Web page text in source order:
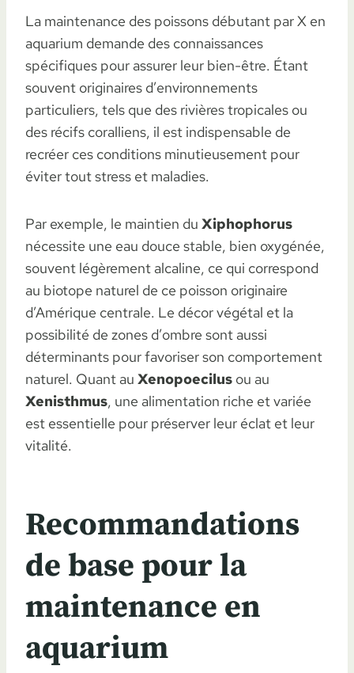
La maintenance des poissons débutant par X en
aquarium demande des connaissances
spécifiques pour assurer leur bien-être. Étant
souvent originaires d’environnements
particuliers, tels que des rivières tropicales ou
des récifs coralliens, il est indispensable de
recréer ces conditions minutieusement pour
éviter tout stress et maladies.
Par exemple, le maintien du Xiphophorus
nécessite une eau douce stable, bien oxygénée,
souvent légèrement alcaline, ce qui correspond
au biotope naturel de ce poisson originaire
d’Amérique centrale. Le décor végétal et la
possibilité de zones d’ombre sont aussi
déterminants pour favoriser son comportement
naturel. Quant au Xenopoecilus ou au
Xenisthmus, une alimentation riche et variée
est essentielle pour préserver leur éclat et leur
vitalité.
Recommandations
de base pour la
maintenance en
aquarium